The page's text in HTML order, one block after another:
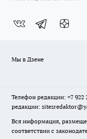
Мы в Дзене
Телефон редакции: +7 922
редакции:
Вся информация,
соответствии с